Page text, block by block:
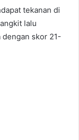
tekanan di
lalu
skor 21-